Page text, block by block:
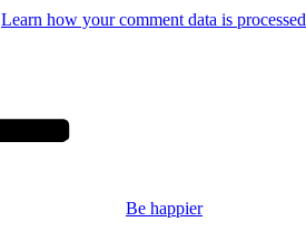
Learn how your comment data is processed
Be happier